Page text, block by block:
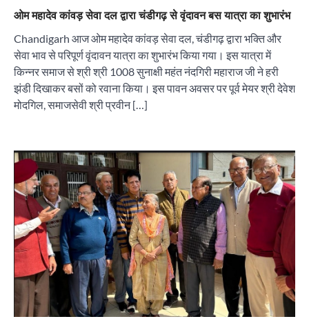
ओम महादेव कांवड़ सेवा दल द्वारा चंडीगढ़ से वृंदावन बस यात्रा का शुभारंभ
Chandigarh आज ओम महादेव कांवड़ सेवा दल, चंडीगढ़ द्वारा भक्ति और
सेवा भाव से परिपूर्ण वृंदावन यात्रा का शुभारंभ किया गया। इस यात्रा में
किन्नर समाज से श्री श्री 1008 सुनाक्षी महंत नंदगिरी महाराज जी ने हरी
झंडी दिखाकर बसों को रवाना किया। इस पावन अवसर पर पूर्व मेयर श्री देवेश
मोदगिल, समाजसेवी श्री प्रवीन […]
2
“वोकल फॉर लोकल” से “लोकल टू ग्लोबल” की ओर भारत
का बढ़ता कदम, 12 से 15 अगस्त तक भारत मंडपम में होगा
भव्य भारत व्यापार महोत्सव : हरीश गर्ग
City uday August 6, 2026
सोलर एनर्जी वेंडर्स एसोसिएशन (सेवा) ने पंजाब में सौर
परियोजनाओं की बाधाओं को दूर करने के लिए पीएसपीसीएल
और एमएनआरई के उच्च अधिकारियों से की मुलाकात
City uday August 6, 2026